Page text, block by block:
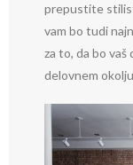
prepustite
vam bo tudi
za to, da bo
delovnem